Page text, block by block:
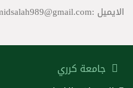
الايميل :Hamidsalah989@gmail.com
جامعة كرري